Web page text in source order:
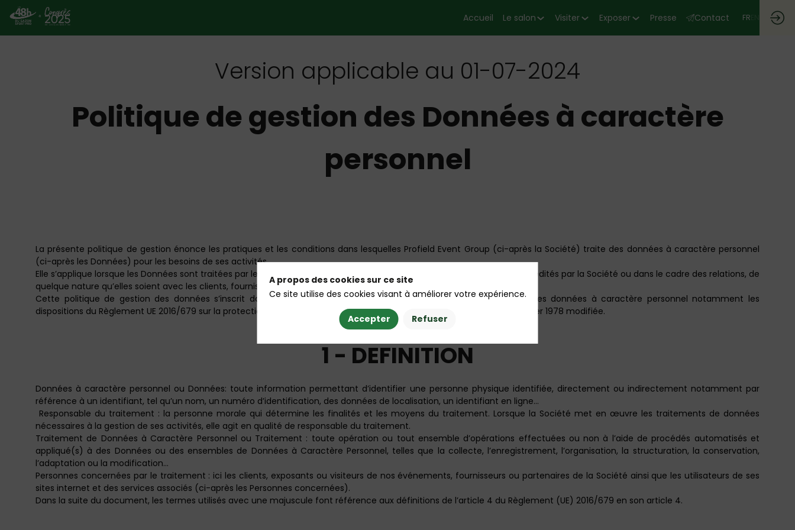
Accueil Le salon Visiter Exposer Presse Contact FR
Version applicable au 01-07-2024
Politique de gestion des Données à caractère
personnel
La présente politique de gestion énonce les pratiques et les conditions dans lesquelles Profield Event Group (ci-après la Société) traite des données à caractère personnel
(ci-après les Données) pour les besoins de ses activités.
Elle s’applique lorsque les Données sont traitées par les différentes entités de Profield Events Group sur les sites internet édités par la Société ou dans le cadre des relations, de
quelque nature qu’elles soient avec les clients, fournisseurs et partenaires de la Société.
Cette politique de gestion des données s’inscrit dans le cadre réglementaire et légal applicable à la protection des données à caractère personnel notamment les
dispositions du Règlement UE 2016/679 sur la protection des données du 27 avril 2016 et celles de la loi n°78-17 du 6 janvier 1978 modifiée.
1 - DEFINITION
Données à caractère personnel ou Données: toute information permettant d’identifier une personne physique identifiée, directement ou indirectement notamment par
référence à un identifiant, tel qu’un nom, un numéro d’identification, des données de localisation, un identifiant en ligne…
Responsable du traitement : la personne morale qui détermine les finalités et les moyens du traitement. Lorsque la Société met en œuvre les traitements de données
nécessaires à la gestion de ses activités, elle agit en qualité de responsable du traitement.
Traitement de Données à Caractère Personnel ou Traitement : toute opération ou tout ensemble d’opérations effectuées ou non à l’aide de procédés automatisés et
appliqué(s) à des Données ou des ensembles de Données à Caractère Personnel, telles que la collecte, l’enregistrement, l’organisation, la structuration, la conservation,
l’adaptation ou la modification…
Personnes concernées par le traitement : ici les clients, exposants ou visiteurs de nos événements, fournisseurs ou partenaires de la Société ainsi que les utilisateurs de ses
sites internet et des services associés (ci-après les Personnes concernées).
Dans la suite du document, les termes utilisés avec une majuscule font référence aux définitions de l’article 4 du Règlement (UE) 2016/679 en son article 4.
A propos des cookies sur ce site
Ce site utilise des cookies visant à améliorer votre expérience.
Accepter Refuser